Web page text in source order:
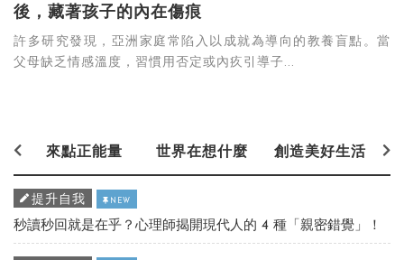
後，藏著孩子的內在傷痕
許多研究發現，亞洲家庭常陷入以成就為導向的教養盲點。當
父母缺乏情感溫度，習慣用否定或內疚引導子...
來點正能量 世界在想什麼 創造美好生活
提升自我 NEW
秒讀秒回就是在乎？心理師揭開現代人的 4 種「親密錯覺」！